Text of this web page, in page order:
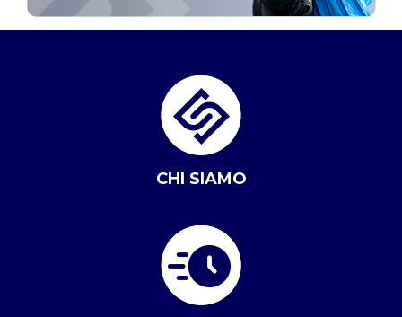
CHI SIAMO